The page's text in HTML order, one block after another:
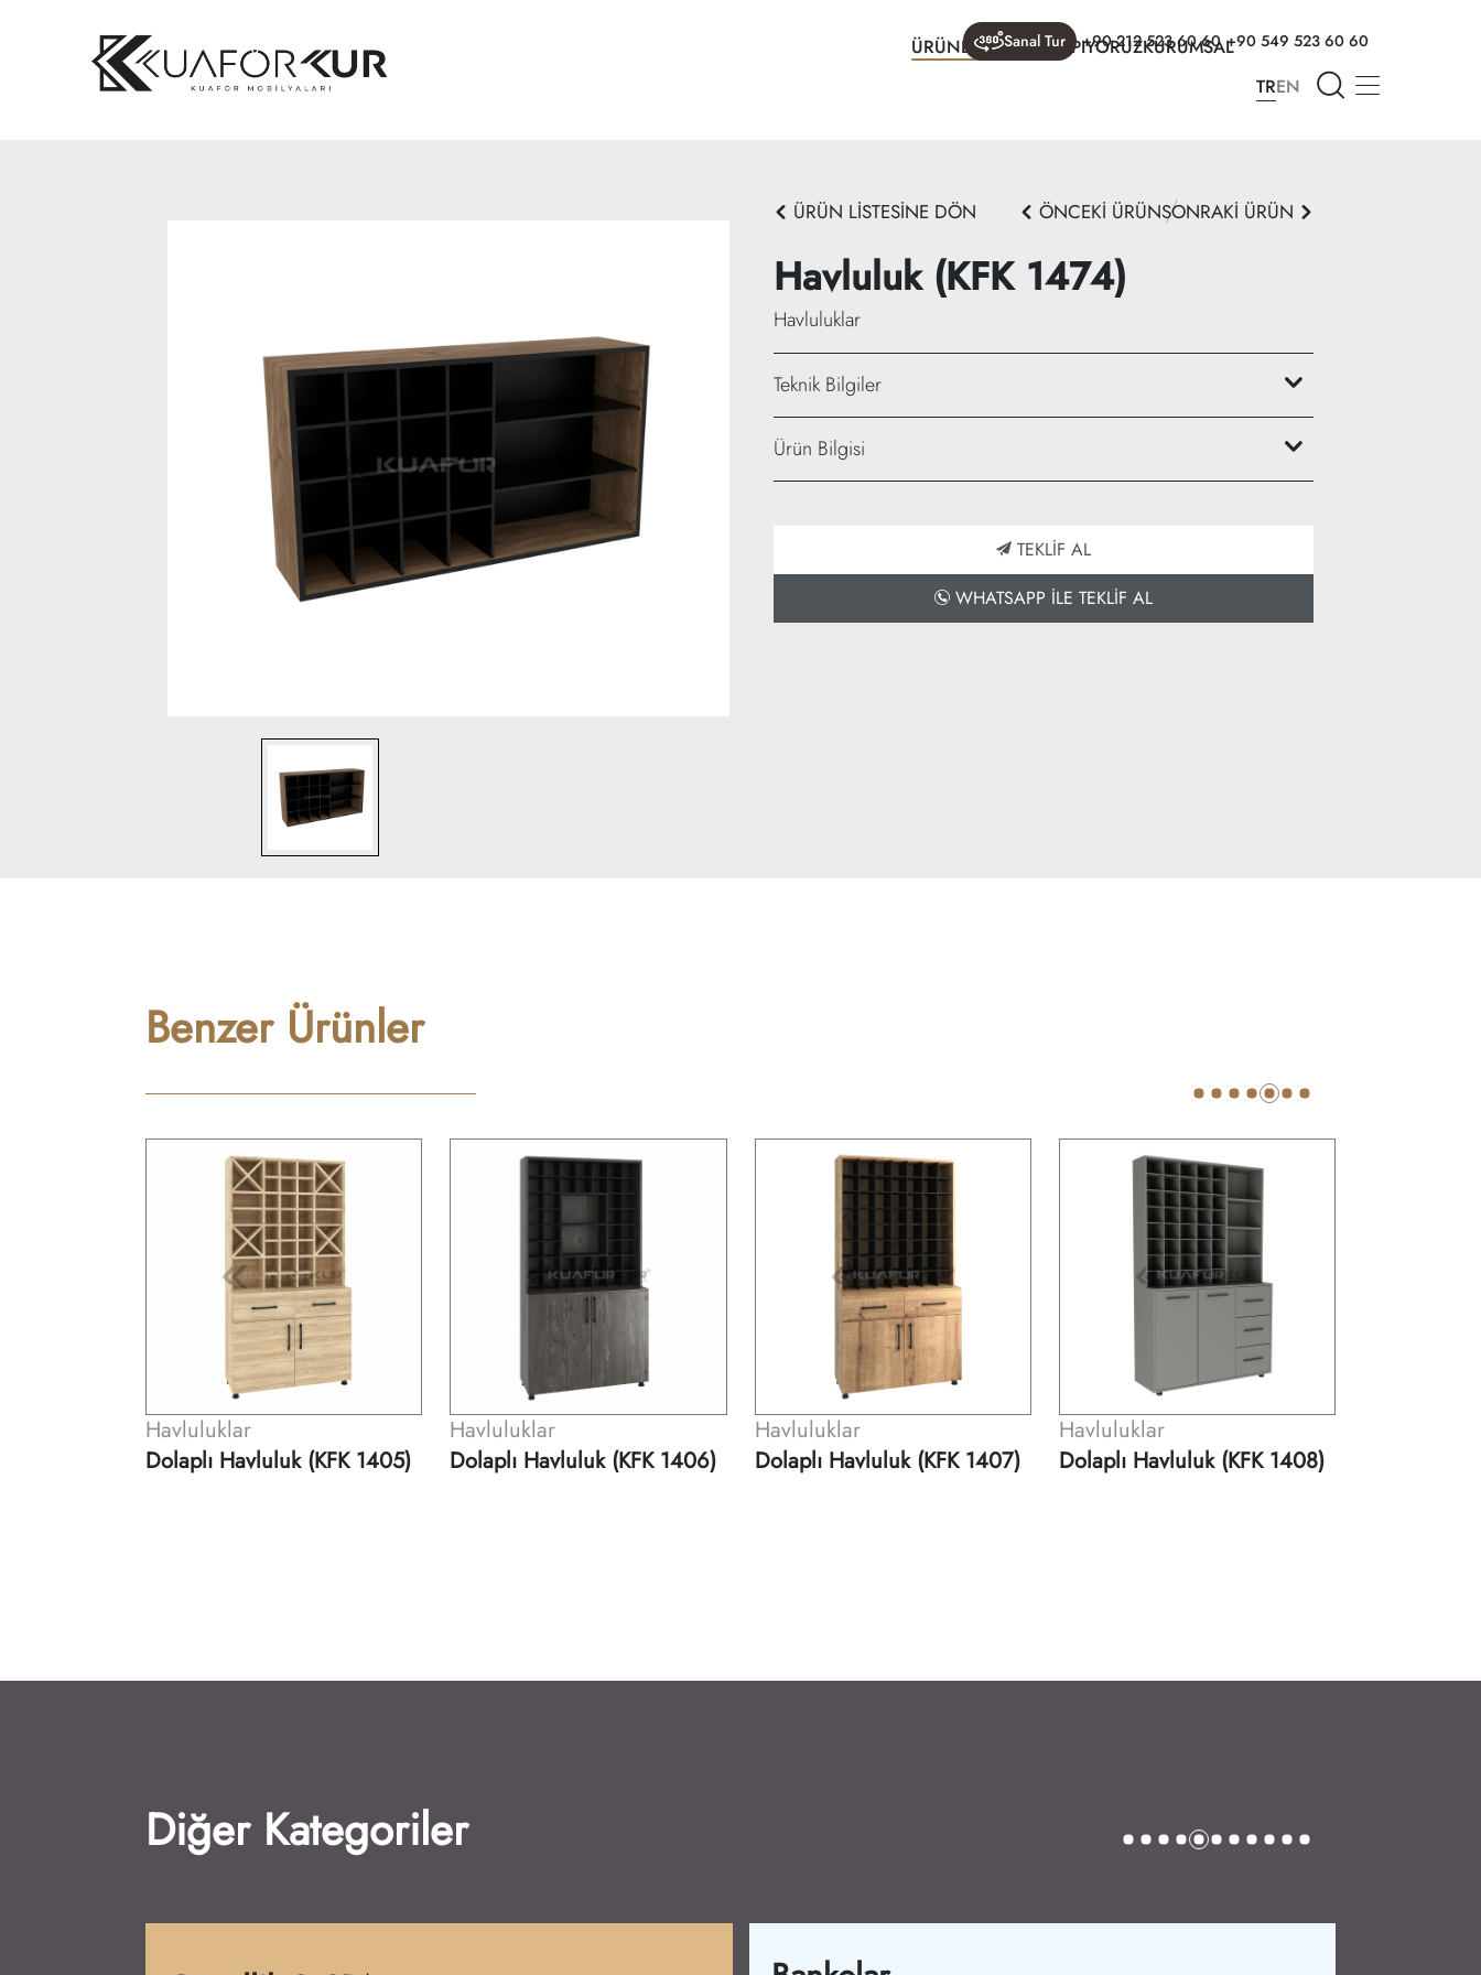
ÜRÜNLERNELER YAPIYORUZKURUMSAL
Sanal Tur +90 212 523 60 60 +90 549 523 60 60
TREN
ÜRÜN LİSTESİNE DÖN ÖNCEKİ ÜRÜNSONRAKİ ÜRÜN
Havluluk (KFK 1474)
Havluluklar
Teknik Bilgiler
Genişlik: 100 cm
Ürün Bilgisi
TEKLİF AL
WHATSAPP İLE TEKLİF AL
Benzer Ürünler
Havluluklar
Dolaplı Havluluk (KFK 1406)
Havluluklar
Dolaplı Havluluk (KFK 1407)
Havluluklar
Dolaplı Havluluk (KFK 1408)
Havluluklar
Dolaplı Havluluk (KFK 1409)
Diğer Kategoriler